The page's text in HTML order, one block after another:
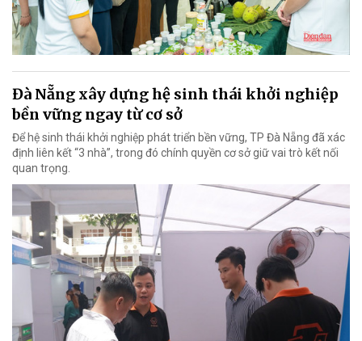
Đà Nẵng xây dựng hệ sinh thái khởi nghiệp
bền vững ngay từ cơ sở
Để hệ sinh thái khởi nghiệp phát triển bền vững, TP Đà Nẵng đã xác
định liên kết “3 nhà”, trong đó chính quyền cơ sở giữ vai trò kết nối
quan trọng.